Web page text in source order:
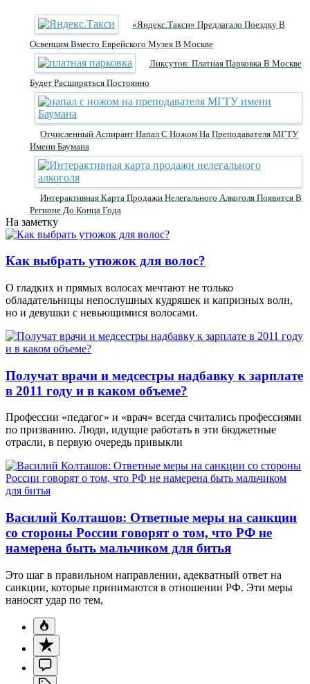
«Яндекс.Такси» Предлагало Поездку В
Освенцим Вместо Еврейского Музея В Москве
Ликсутов: Платная Парковка В Москве
Будет Расширяться Постоянно
Отчисленный Аспирант Напал С Ножом На Преподавателя МГТУ
Имени Баумана
Интерактивная Карта Продажи Нелегального Алкоголя Появится В
Регионе До Конца Года
На заметку
Как выбрать утюжок для волос?
О гладких и прямых волосах мечтают не только
обладательницы непослушных кудряшек и капризных волн,
но и девушки с невьющимися волосами.
Получат врачи и медсестры надбавку к зарплате
в 2011 году и в каком объеме?
Профессии «педагог» и «врач» всегда считались профессиями
по призванию. Люди, идущие работать в эти бюджетные
отрасли, в первую очередь привыкли
Василий Колташов: Ответные меры на санкции
со стороны России говорят о том, что РФ не
намерена быть мальчиком для битья
Это шаг в правильном направлении, адекватный ответ на
санкции, которые принимаются в отношении РФ. Эти меры
наносят удар по тем,